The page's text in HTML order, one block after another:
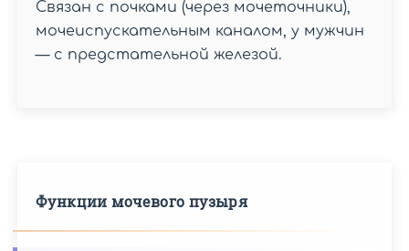
УЗИ
мочевого
пузыря
мочевого
пузыря
УЗИ
почек
и
Прохождение
УЗДС
если...
Связан с почками (через мочеточники),
мочеиспускательным каналом, у мужчин
— с предстательной железой.
Функции мочевого пузыря